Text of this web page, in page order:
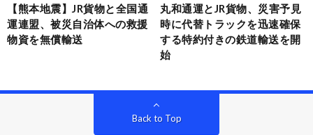
【熊本地震】JR貨物と全国通
運連盟、被災自治体への救援
物資を無償輸送
丸和通運とJR貨物、災害予見
時に代替トラックを迅速確保
する特約付きの鉄道輸送を開
始
Back to Top